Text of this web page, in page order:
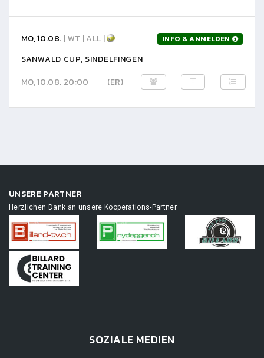
MO, 10.08. | WT | ALL | INFO & ANMELDEN
SANWALD CUP, SINDELFINGEN
MO, 10.08. 20:00
(ER)
UNSERE PARTNER
Herzlichen Dank an unsere Kooperations-Partner
SOZIALE MEDIEN